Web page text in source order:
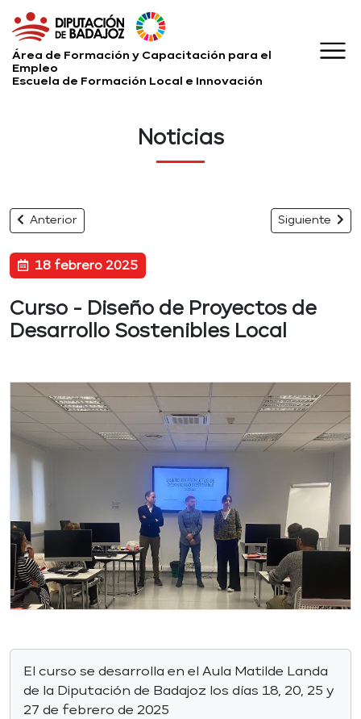
Área de Formación y Capacitación para el
Empleo
Escuela de Formación Local e Innovación
Noticias
Anterior Siguiente
18 febrero 2025
Curso - Diseño de Proyectos de
Desarrollo Sostenibles Local
El curso se desarrolla en el Aula Matilde Landa
de la Diputación de Badajoz los días 18, 20, 25 y
27 de febrero de 2025